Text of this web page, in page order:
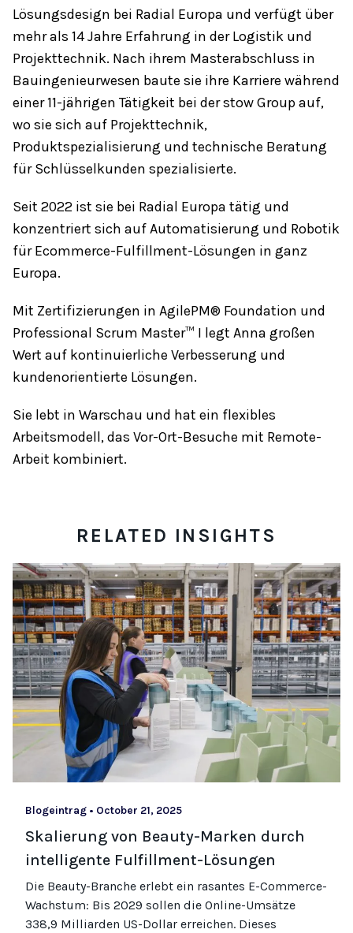
Lösungsdesign bei Radial Europa und verfügt über
mehr als 14 Jahre Erfahrung in der Logistik und
Projekttechnik. Nach ihrem Masterabschluss in
Bauingenieurwesen baute sie ihre Karriere während
einer 11-jährigen Tätigkeit bei der stow Group auf,
wo sie sich auf Projekttechnik,
Produktspezialisierung und technische Beratung
für Schlüsselkunden spezialisierte.
Seit 2022 ist sie bei Radial Europa tätig und
konzentriert sich auf Automatisierung und Robotik
für Ecommerce-Fulfillment-Lösungen in ganz
Europa.
Mit Zertifizierungen in AgilePM® Foundation und
Professional Scrum Master™ I legt Anna großen
Wert auf kontinuierliche Verbesserung und
kundenorientierte Lösungen.
Sie lebt in Warschau und hat ein flexibles
Arbeitsmodell, das Vor-Ort-Besuche mit Remote-
Arbeit kombiniert.
RELATED INSIGHTS
Blogeintrag • October 21, 2025
Skalierung von Beauty-Marken durch
intelligente Fulfillment-Lösungen
Die Beauty-Branche erlebt ein rasantes E-Commerce-
Wachstum: Bis 2029 sollen die Online-Umsätze
338,9 Milliarden US-Dollar erreichen. Dieses